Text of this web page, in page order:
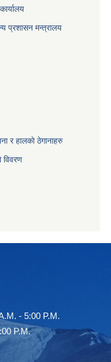
प्रशासन मन्त्रालय
र हालकाे ठेगानाहरु
विवरण
A.M. - 5:00 P.M.
P.M.